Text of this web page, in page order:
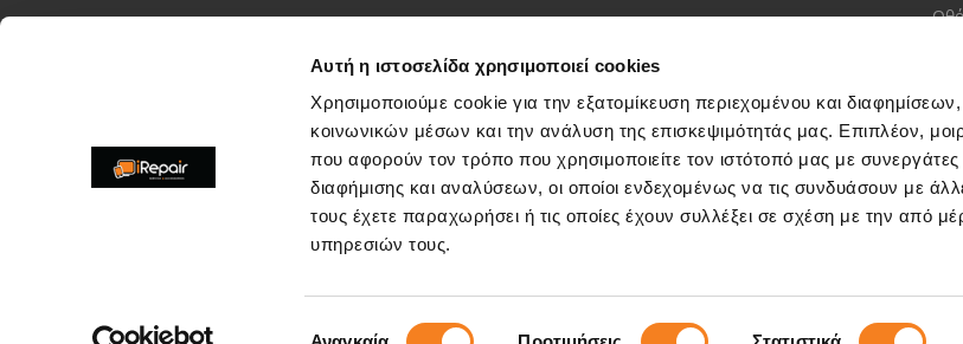
Αυτή η ιστοσελίδα χρησιμοποιεί cookies
Χρησιμοποιούμε cookie για την εξατομίκευση περιεχομένου και
κοινωνικών μέσων και την ανάλυση της επισκεψιμότητάς μας. Επιπλέον,
που αφορούν τον τρόπο που χρησιμοποιείτε τον ιστότοπό μας με
διαφήμισης και αναλύσεων, οι οποίοι ενδεχομένως να τις συνδυάσουν με
τους έχετε παραχωρήσει ή τις οποίες έχουν συλλέξει σε σχέση με την από
υπηρεσιών τους.
Διαχείριση παραπόνων
Επίλυση θεμάτων εξυπηρέτησης καταστημάτων
Εξυπηρέτηση πελατών
Μίλησε με το πιο κοντινό σου κατάστημα